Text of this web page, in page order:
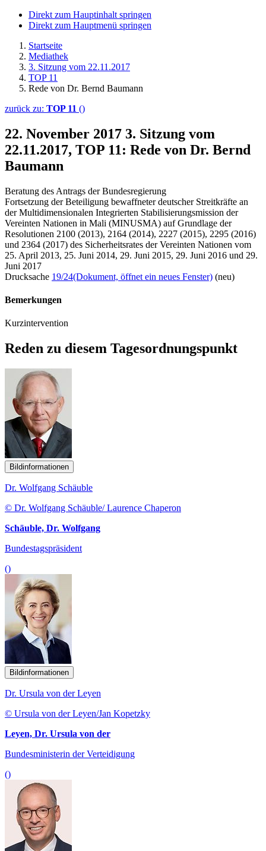
Direkt zum Hauptinhalt springen
Direkt zum Hauptmenü springen
Startseite
Mediathek
3. Sitzung vom 22.11.2017
TOP 11
Rede von Dr. Bernd Baumann
zurück zu: TOP 11 ()
22. November 2017 3. Sitzung vom
22.11.2017, TOP 11: Rede von Dr. Bernd
Baumann
Beratung des Antrags der Bundesregierung
Fortsetzung der Beteiligung bewaffneter deutscher Streitkräfte an
der Multidimensionalen Integrierten Stabilisierungsmission der
Vereinten Nationen in Mali (MINUSMA) auf Grundlage der
Resolutionen 2100 (2013), 2164 (2014), 2227 (2015), 2295 (2016)
und 2364 (2017) des Sicherheitsrates der Vereinten Nationen vom
25. April 2013, 25. Juni 2014, 29. Juni 2015, 29. Juni 2016 und 29.
Juni 2017
Drucksache 19/24(Dokument, öffnet ein neues Fenster) (neu)
Bemerkungen
Kurzintervention
Reden zu diesem Tagesordnungspunkt
Bildinformationen
Dr. Wolfgang Schäuble
© Dr. Wolfgang Schäuble/ Laurence Chaperon
Schäuble, Dr. Wolfgang
Bundestagspräsident
()
Bildinformationen
Dr. Ursula von der Leyen
© Ursula von der Leyen/Jan Kopetzky
Leyen, Dr. Ursula von der
Bundesministerin der Verteidigung
()